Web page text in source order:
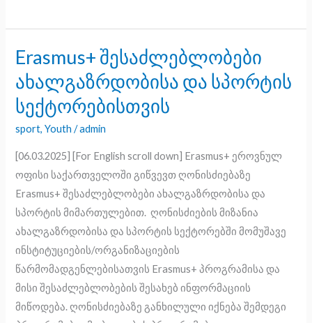
Erasmus+ შესაძლებლობები
ახალგაზრდობისა და სპორტის
სექტორებისთვის
sport,Youth /admin
[06.03.2025] [For English scroll down] Erasmus+ ეროვნულ
ოფისი საქართველოში გიწვევთ ღონისძიებაზე
Erasmus+ შესაძლებლობები ახალგაზრდობისა და
სპორტის მიმართულებით. ღონისძიების მიზანია
ახალგაზრდობისა და სპორტის სექტორებში მომუშავე
ინსტიტუციების/ორგანიზაციების
წარმომადგენლებისათვის Erasmus+ პროგრამისა და
მისი შესაძლებლობების შესახებ ინფორმაციის
მიწოდება. ღონისძიებაზე განხილული იქნება შემდეგი
Erasmus+
შესაძლებლობები
ახალგაზრდობისა
და
სპორტის